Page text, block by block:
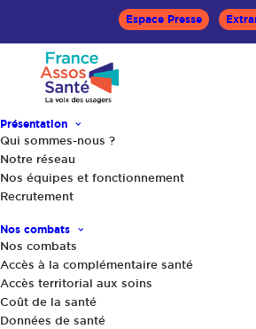
Espace Presse
Présentation
Qui sommes-nous ?
Notre réseau
Nos équipes et fonctionnement
Recrutement
Nos combats
Nos combats
Accès à la complémentaire santé
Accès territorial aux soins
Coût de la santé
Données de santé
Accueil
Opinions
Grève des laboratoires de biologie : le
d’une dérive financière du système de